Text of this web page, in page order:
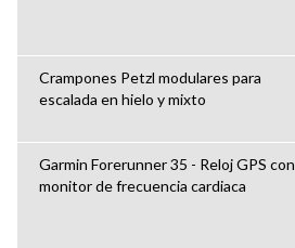
Crampones Petzl modulares para
escalada en hielo y mixto
Garmin Forerunner 35 - Reloj GPS con
monitor de frecuencia cardiaca